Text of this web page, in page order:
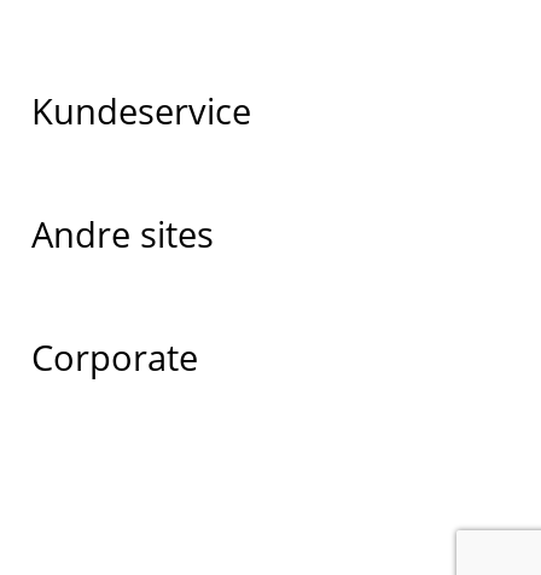
Kundeservice
Andre sites
Corporate